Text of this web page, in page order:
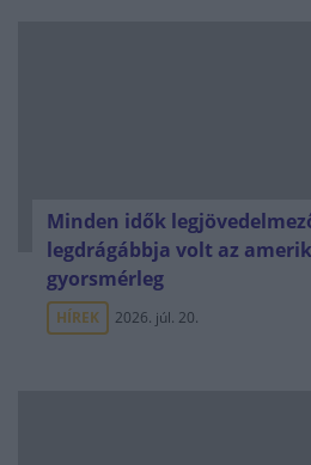
Minden idők
legdrágábbja volt az
gyorsmérleg
HÍREK 2026. júl. 20.